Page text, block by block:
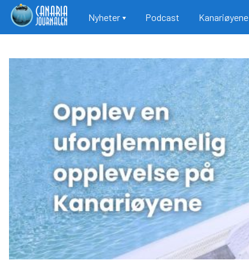
Main navigation
Nyheter Podcast Kanariøyene